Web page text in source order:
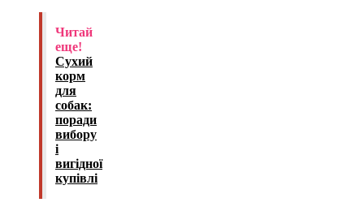
Читай
еще!
Сухий
корм
для
собак:
поради
вибору
і
вигідної
купівлі